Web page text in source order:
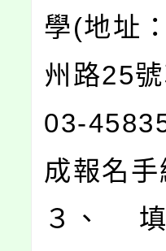
學(地址
州路25
03-
成報名
３、 填